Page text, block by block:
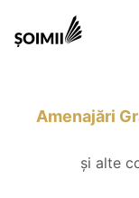
Amenajări
și alte